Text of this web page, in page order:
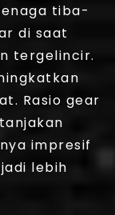
tiba-
di saat
tergelincir.
Rasio gear
impresif
lebih